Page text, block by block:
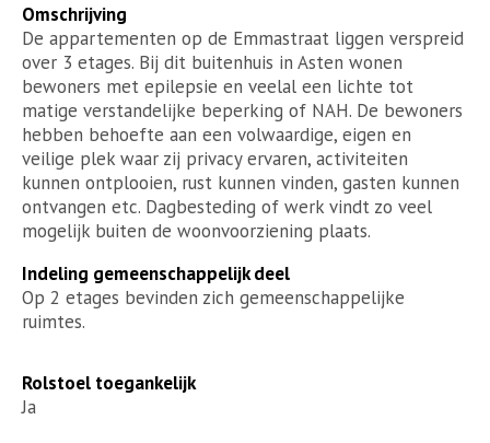
Omschrijving
De appartementen op de Emmastraat liggen verspreid
over 3 etages. Bij dit buitenhuis in Asten wonen
bewoners met epilepsie en veelal een lichte tot
matige verstandelijke beperking of NAH. De bewoners
hebben behoefte aan een volwaardige, eigen en
veilige plek waar zij privacy ervaren, activiteiten
kunnen ontplooien, rust kunnen vinden, gasten kunnen
ontvangen etc. Dagbesteding of werk vindt zo veel
mogelijk buiten de woonvoorziening plaats.
Indeling gemeenschappelijk deel
Op 2 etages bevinden zich gemeenschappelijke
ruimtes.
Rolstoel toegankelijk
Ja